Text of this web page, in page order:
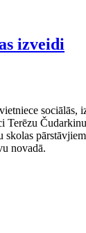
izveidi
Terēzu
novadā.